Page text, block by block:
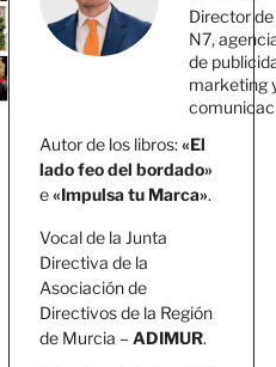
Director de
N7,
de
marketing
Autor de los libros:«El
lado feo del bordado»
e«Impulsa tu Marca».
Vocal de la Junta
Directiva de la
Asociación de
Directivos de la Región
de Murcia – ADIMUR.